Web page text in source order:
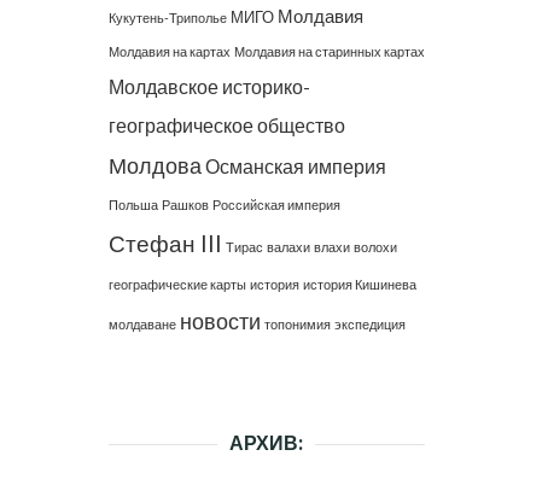
Кукутень-Триполье МИГО Молдавия
Молдавия на картах Молдавия на старинных картах
Молдавское историко-
географическое общество
Молдова Османская империя
Польша Рашков Российская империя
Стефан III Тирас валахи влахи волохи
географические карты история история Кишинева
молдаване новости топонимия экспедиция
АРХИВ: